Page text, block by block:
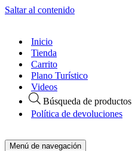
Saltar al contenido
Inicio
Tienda
Carrito
Plano Turístico
Videos
Búsqueda de productos
Política de devoluciones
Menú de navegación